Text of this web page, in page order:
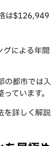
は$126,949
による年間
の都市では入
ています。
を詳しく解説